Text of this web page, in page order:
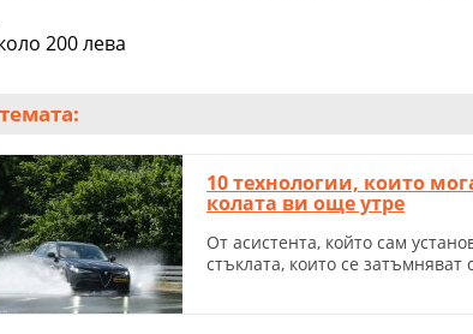
200 лева
10 технологии, които
колата ви още утре
От асистента, който сам
стъклата, които се